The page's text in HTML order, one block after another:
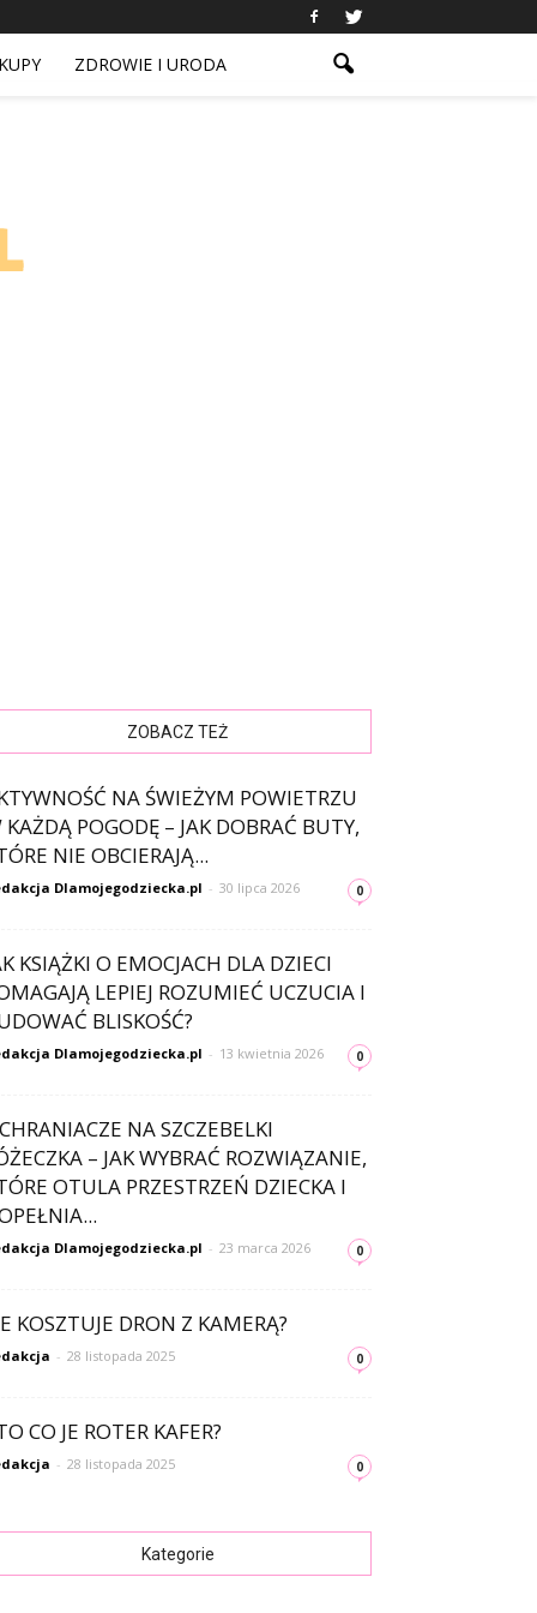
ZDROWIE I URODA
ZOBACZ TEŻ
NA ŚWIEŻYM POWIETRZU
KAŻDĄ POGODĘ – JAK DOBRAĆ BUTY,
NIE OBCIERAJĄ...
Dlamojegodziecka.pl - 30 lipca 2026 0
KSIĄŻKI O EMOCJACH DLA DZIECI
LEPIEJ ROZUMIEĆ UCZUCIA I
BLISKOŚĆ?
Dlamojegodziecka.pl - 13 kwietnia 2026 0
NA SZCZEBELKI
– JAK WYBRAĆ ROZWIĄZANIE,
OTULA PRZESTRZEŃ DZIECKA I
Dlamojegodziecka.pl - 23 marca 2026 0
KOSZTUJE DRON Z KAMERĄ?
- 28 listopada 2025 0
CO JE ROTER KAFER?
- 28 listopada 2025 0
Kategorie